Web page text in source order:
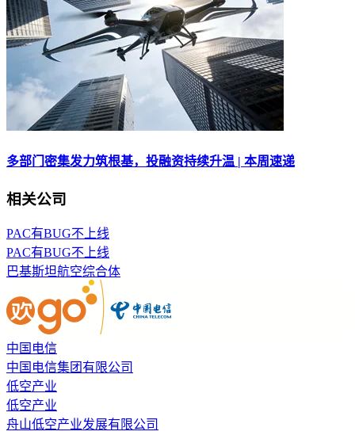
多部门密集发力筑根基，投融资持续升温 | 本周速递
相关公司
PAC有BUG不上线
PAC有BUG不上线
​巴基斯坦航空综合体
中国电信
中国电信集团有限公司
低空产业
低空产业
舟山低空产业发展有限公司